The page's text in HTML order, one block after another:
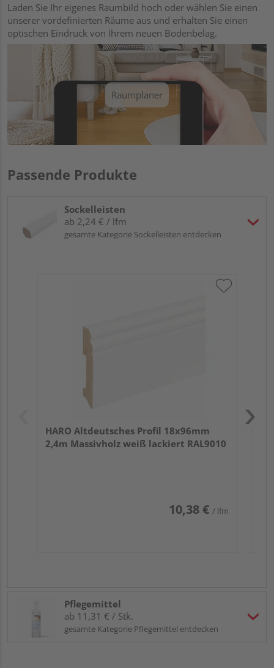
Laden Sie Ihr eigenes Raumbild hoch oder wählen Sie einen
unserer vordefinierten Räume aus und erhalten Sie einen
optischen Eindruck von Ihrem neuen Bodenbelag.
Raumplaner
Passende Produkte
Sockelleisten
ab 2,24 € / lfm
gesamte Kategorie Sockelleisten entdecken
HARO Altdeutsches Profil 18x96mm
2,4m Massivholz weiß lackiert RAL9010
10,38 € / lfm
Pflegemittel
ab 11,31 € / Stk.
gesamte Kategorie Pflegemittel entdecken